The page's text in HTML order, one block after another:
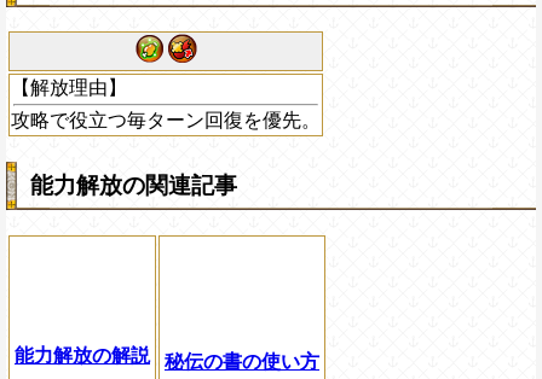
【解放理由】
攻略で役立つ毎ターン回復を優先。
能力解放の関連記事
能力解放の解説
秘伝の書の使い方